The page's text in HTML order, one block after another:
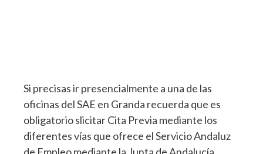
Si precisas ir presencialmente a una de las
oficinas del SAE en Granda recuerda que es
obligatorio slicitar Cita Previa mediante los
diferentes vías que ofrece el Servicio Andaluz